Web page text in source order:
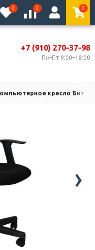
0 0 0
+7 (910) 270-37-98
Пн–Пт 9:00–18:00
кресло Бит-T
›